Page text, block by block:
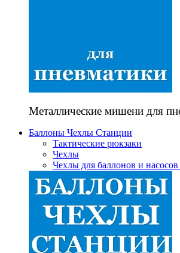
Металлические мишени для
Баллоны Чехлы Станции
Тактические рюкзаки
Чехлы
Чехлы для баллонов и